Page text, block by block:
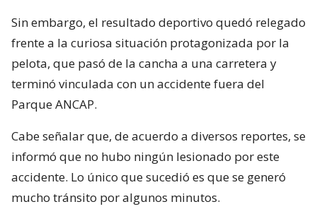
Sin embargo, el resultado deportivo quedó relegado
frente a la curiosa situación protagonizada por la
pelota, que pasó de la cancha a una carretera y
terminó vinculada con un accidente fuera del
Parque ANCAP.
Cabe señalar que, de acuerdo a diversos reportes, se
informó que no hubo ningún lesionado por este
accidente. Lo único que sucedió es que se generó
mucho tránsito por algunos minutos.